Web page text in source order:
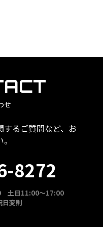
せ
するご質問など、お
8272
土日11:00～17:00
変則